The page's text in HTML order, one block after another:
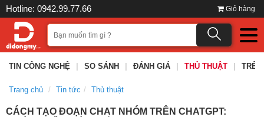
Hotline: 0942.99.77.66 Giỏ hàng
TIN CÔNG NGHỆ SO SÁNH ĐÁNH GIÁ THỦ THUẬT TRÊN
Trang chủ Tin tức Thủ thuật
CÁCH TẠO ĐOẠN CHAT NHÓM TRÊN CHATGPT: